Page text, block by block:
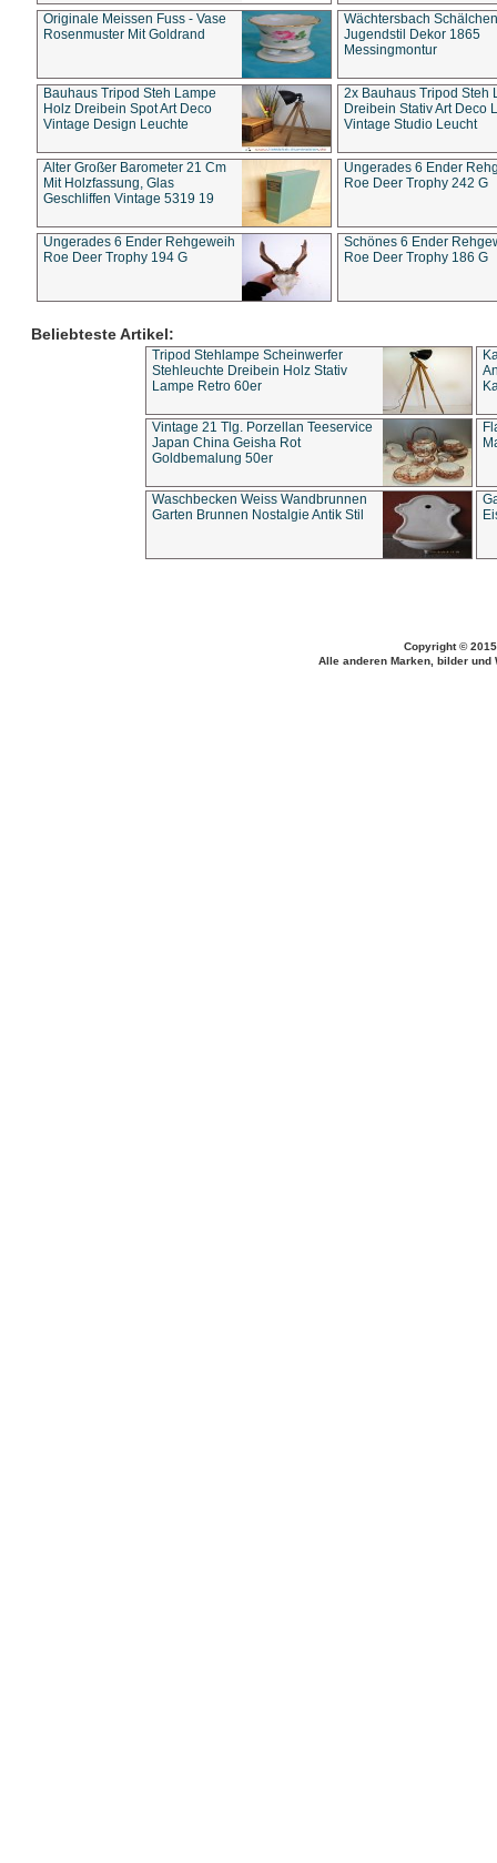
Originale Meissen Fuss - Vase
Rosenmuster Mit Goldrand
Wächtersbach Schälchen
Jugendstil Dekor 1865
Messingmontur
Bauhaus Tripod Steh Lampe
Holz Dreibein Spot Art Deco
Vintage Design Leuchte
2x Bauhaus Tripod Steh
Dreibein Stativ Art Deco
Vintage Studio Leucht
Alter Großer Barometer 21 Cm
Mit Holzfassung, Glas
Geschliffen Vintage 5319 19
Ungerades 6 Ender
Roe Deer Trophy 242 G
Ungerades 6 Ender Rehgeweih
Roe Deer Trophy 194 G
Schönes 6 Ender
Roe Deer Trophy 186 G
Beliebteste Artikel:
Tripod Stehlampe Scheinwerfer
Stehleuchte Dreibein Holz Stativ
Lampe Retro 60er
Vintage 21 Tlg. Porzellan Teeservice
Japan China Geisha Rot
Goldbemalung 50er
Waschbecken Weiss Wandbrunnen
Garten Brunnen Nostalgie Antik Stil
Copyright ©
Alle anderen Marken, bilder und